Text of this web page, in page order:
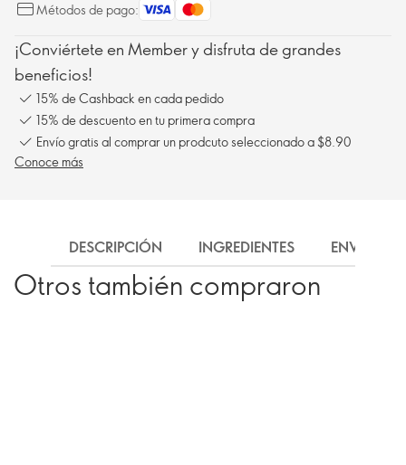
Métodos de pago:
¡Conviértete en Member y disfruta de grandes
beneficios!
15% de Cashback en cada pedido
15% de descuento en tu primera compra
Envío gratis al comprar un prodcuto seleccionado a $8.90
Conoce más
DESCRIPCIÓN INGREDIENTES ENVÍO
Otros también compraron